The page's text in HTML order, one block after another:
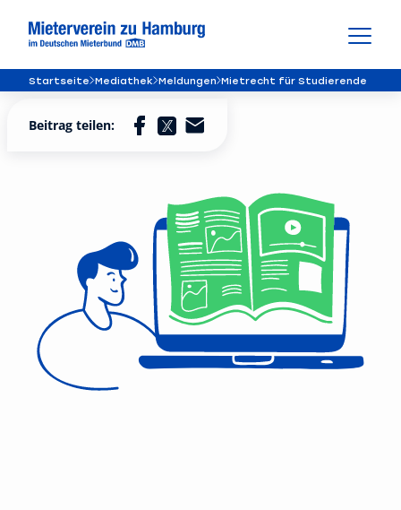
Startseite Mediathek Meldungen Mietrecht für Studierende
Beitrag teilen: